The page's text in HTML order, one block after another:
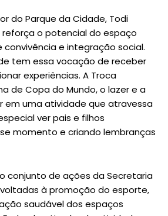
do Parque da Cidade, Todi
reforça o potencial do espaço
e integração social.
tem essa vocação de receber
experiências. A Troca
de Copa do Mundo, o lazer e a
em uma atividade que atravessa
ver pais e filhos
momento e criando lembranças
conjunto de ações da Secretaria
à promoção do esporte,
saudável dos espaços